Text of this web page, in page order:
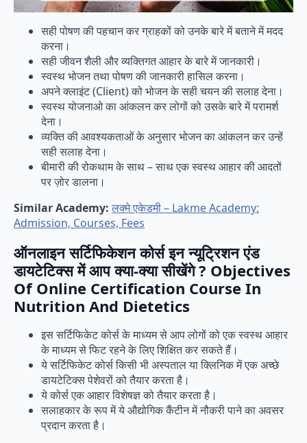
सही पोषण की पहचान कर ग्राहकों को उनके बारे में बताने में मदद
करना।
सही जीवन शैली और व्यक्तिगत आहार के बारे में जानकारी।
स्वस्थ भोजन तथा पोषण की जानकारी हासिल करना।
अपने क्लाइंट (Client) को भोजन के सही चयन की सलाह देना।
स्वस्थ योजनाओ का आंकलन कर लोगों को उसके बारे में परामर्श
देना।
व्यक्ति की आवश्यकताओं के अनुसार भोजन का आंकलन कर उन्हें
सही सलाह देना।
बीमारी की रोकथाम के साथ – साथ एक स्वस्थ आहार की आदतों
पर ज़ोर डालना।
Similar Academy: लक्मे एकेडमी – Lakme Academy:
Admission, Courses, Fees
ऑनलाइन सर्टिफिकेशन कोर्स इन न्यूट्रिशन एंड
डायटेटिक्स में आप क्या-क्या सीखेंगे ? Objectives
Of Online Certification Course In
Nutrition And Dietetics
इस सर्टिफिकेट कोर्स के माध्यम से आप लोगों को एक स्वस्थ आहार
के माध्यम से फिट रहने के लिए शिक्षित कर सकते हैं।
ये सर्टिफिकेट कोर्स किसी भी अस्पताल या क्लिनिक में एक अच्छे
डायटेटिक्स पेशेवरों को तैयार करता है।
ये कोर्स एक आहार विशेषज्ञ को तैयार करता है।
सलाहकार के रूप में ये औद्योगिक कैंटीन में नौकरी पाने का अवसर
प्रदान करता है।